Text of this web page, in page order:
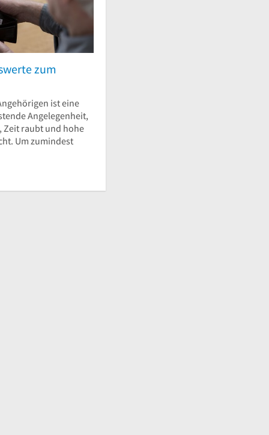
zum
ist eine
Angelegenheit,
Zeit raubt und hohe
Um zumindest